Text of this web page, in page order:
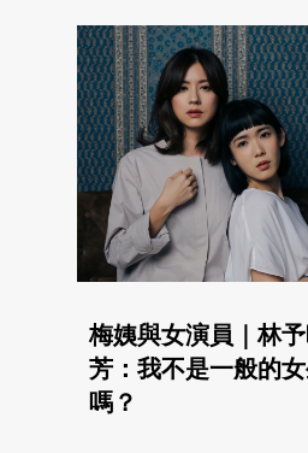
梅姨與女演員｜林
芳：我不是一般的
嗎？